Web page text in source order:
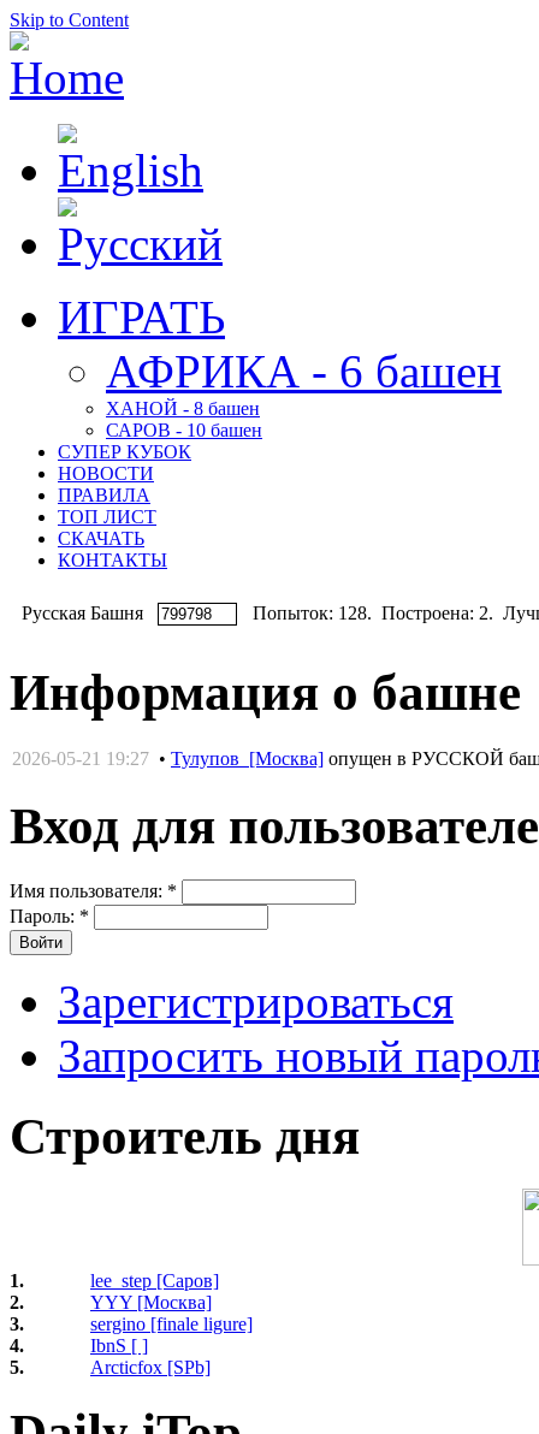
Skip to Content
ИГРАТЬ
АФРИКА - 6 башен
ХАНОЙ - 8 башен
САРОВ - 10 башен
СУПЕР КУБОК
НОВОСТИ
ПРАВИЛА
ТОП ЛИСТ
СКАЧАТЬ
КОНТАКТЫ
Русская Башня Попыток: 128. Построена: 2.
Информация о башне
2026-05-21 19:27 • Тулупов [Москва] опущен в РУССКОЙ
Вход для
Имя пользователя: *
Пароль: *
Зарегистрироваться
Запросить новый
Строитель дня
1.
lee_step [Саров]
2.
YYY [Москва]
3.
sergino [finale ligure]
4.
IbnS [ ]
5.
Arcticfox [SPb]